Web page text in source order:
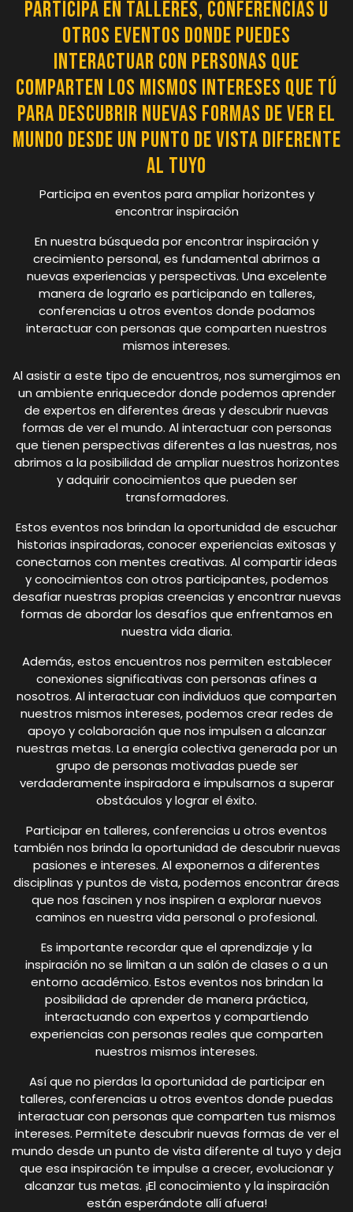
Participa en talleres, conferencias u
otros eventos donde puedes
interactuar con personas que
comparten los mismos intereses que tú
para descubrir nuevas formas de ver el
mundo desde un punto de vista diferente
al tuyo
Participa en eventos para ampliar horizontes y
encontrar inspiración
En nuestra búsqueda por encontrar inspiración y
crecimiento personal, es fundamental abrirnos a
nuevas experiencias y perspectivas. Una excelente
manera de lograrlo es participando en talleres,
conferencias u otros eventos donde podamos
interactuar con personas que comparten nuestros
mismos intereses.
Al asistir a este tipo de encuentros, nos sumergimos en
un ambiente enriquecedor donde podemos aprender
de expertos en diferentes áreas y descubrir nuevas
formas de ver el mundo. Al interactuar con personas
que tienen perspectivas diferentes a las nuestras, nos
abrimos a la posibilidad de ampliar nuestros horizontes
y adquirir conocimientos que pueden ser
transformadores.
Estos eventos nos brindan la oportunidad de escuchar
historias inspiradoras, conocer experiencias exitosas y
conectarnos con mentes creativas. Al compartir ideas
y conocimientos con otros participantes, podemos
desafiar nuestras propias creencias y encontrar nuevas
formas de abordar los desafíos que enfrentamos en
nuestra vida diaria.
Además, estos encuentros nos permiten establecer
conexiones significativas con personas afines a
nosotros. Al interactuar con individuos que comparten
nuestros mismos intereses, podemos crear redes de
apoyo y colaboración que nos impulsen a alcanzar
nuestras metas. La energía colectiva generada por un
grupo de personas motivadas puede ser
verdaderamente inspiradora e impulsarnos a superar
obstáculos y lograr el éxito.
Participar en talleres, conferencias u otros eventos
también nos brinda la oportunidad de descubrir nuevas
pasiones e intereses. Al exponernos a diferentes
disciplinas y puntos de vista, podemos encontrar áreas
que nos fascinen y nos inspiren a explorar nuevos
caminos en nuestra vida personal o profesional.
Es importante recordar que el aprendizaje y la
inspiración no se limitan a un salón de clases o a un
entorno académico. Estos eventos nos brindan la
posibilidad de aprender de manera práctica,
interactuando con expertos y compartiendo
experiencias con personas reales que comparten
nuestros mismos intereses.
Así que no pierdas la oportunidad de participar en
talleres, conferencias u otros eventos donde puedas
interactuar con personas que comparten tus mismos
intereses. Permítete descubrir nuevas formas de ver el
mundo desde un punto de vista diferente al tuyo y deja
que esa inspiración te impulse a crecer, evolucionar y
alcanzar tus metas. ¡El conocimiento y la inspiración
están esperándote allí afuera!